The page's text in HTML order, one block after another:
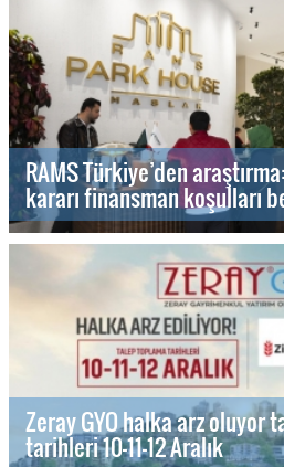
RAMS Türkiye’den
kararı finansman koşulları
Zeray GYO halka arz oluyor
tarihleri 10-11-12 Aralık